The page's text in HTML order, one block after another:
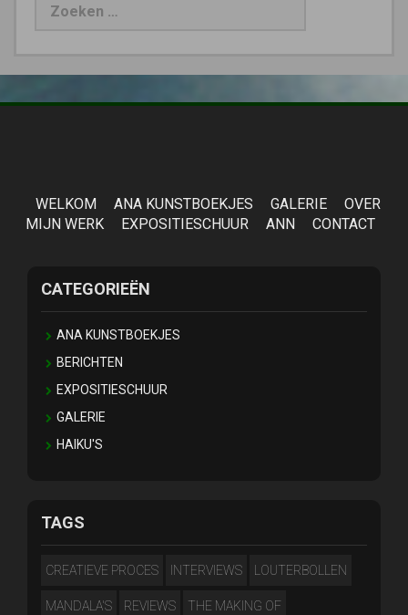
WELKOM ANA KUNSTBOEKJES GALERIE
OVER
MIJN WERK
EXPOSITIESCHUUR ANN CONTACT
CATEGORIEËN
ANA KUNSTBOEKJES
BERICHTEN
EXPOSITIESCHUUR
GALERIE
HAIKU'S
TAGS
CREATIEVE PROCES INTERVIEWS LOUTERBOLLEN
MANDALA'S REVIEWS THE MAKING OF